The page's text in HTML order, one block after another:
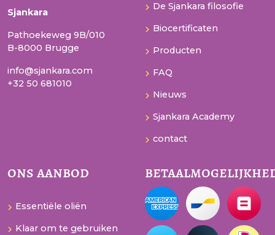
Sjankara
Pathoekeweg 9B/010
B-8000 Brugge
info@sjankara.com
+32 50 681010
De Sjankara filosofie
Biocertificaten
Producten
FAQ
Nieuws
Sjankara Academy
contact
ons aanbod
Essentiële oliën
Klaar om te gebruiken